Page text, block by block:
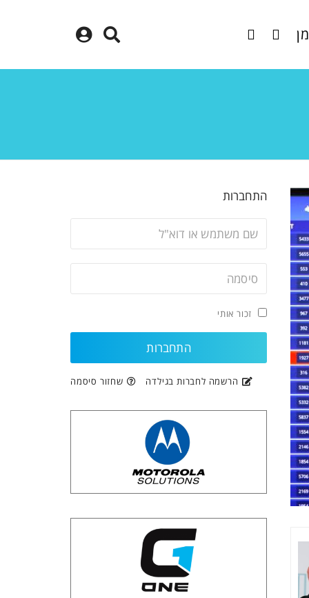
התחברות
זכור אותי
הרשמה לחברות בגילדה שחזור סיסמה